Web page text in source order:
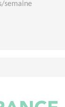
semaine